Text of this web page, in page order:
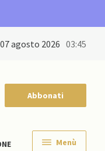
agosto 2026 03:45
Abbonati
Menù